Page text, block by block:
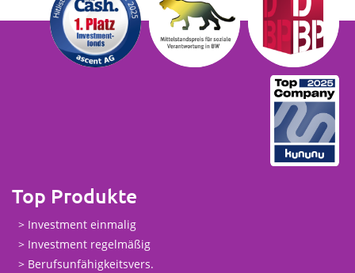
Top Produkte
Investment einmalig
Investment regelmäßig
Berufsunfähigkeitsvers.